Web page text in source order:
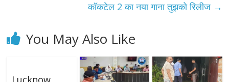
कॉकटेल 2 का नया गाना तुझको रिलीज →
You May Also Like
Lucknow